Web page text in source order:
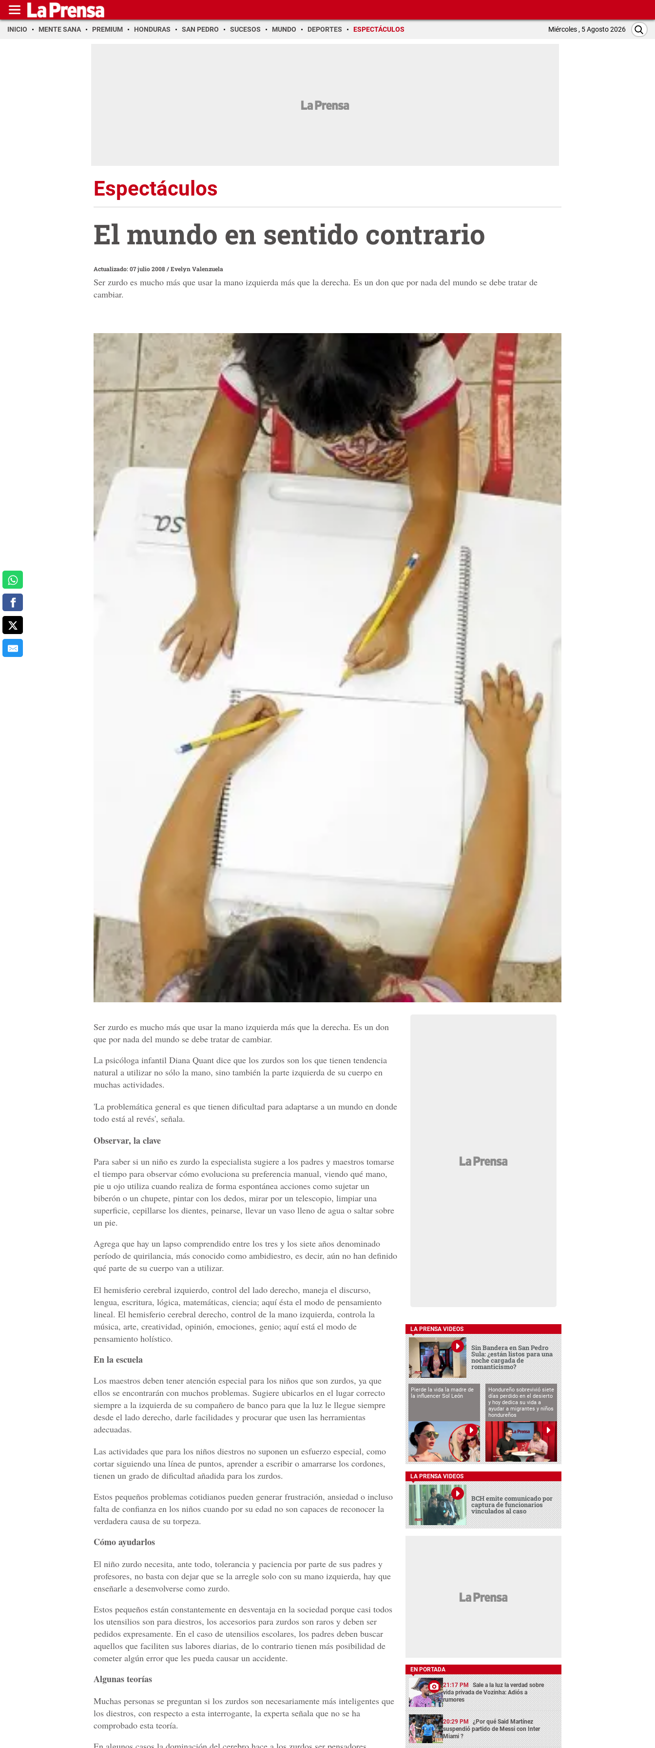
INICIO MENTE SANA PREMIUM HONDURAS SAN PEDRO SUCESOS MUNDO DEPORTES ESPECTÁCULOS Miércoles , 5 Agosto 2026
Espectáculos
El mundo en sentido contrario
Actualizado: 07 julio 2008/Evelyn Valenzuela
Ser zurdo es mucho más que usar la mano izquierda más que la derecha. Es un don que por nada del mundo se debe tratar de
cambiar.
Ser zurdo es mucho más que usar la mano izquierda más que la derecha. Es un don
que por nada del mundo se debe tratar de cambiar.
La psicóloga infantil Diana Quant dice que los zurdos son los que tienen tendencia
natural a utilizar no sólo la mano, sino también la parte izquierda de su cuerpo en
muchas actividades.
'La problemática general es que tienen dificultad para adaptarse a un mundo en donde
todo está al revés', señala.
Observar, la clave
Para saber si un niño es zurdo la especialista sugiere a los padres y maestros tomarse
el tiempo para observar cómo evoluciona su preferencia manual, viendo qué mano,
pie u ojo utiliza cuando realiza de forma espontánea acciones como sujetar un
biberón o un chupete, pintar con los dedos, mirar por un telescopio, limpiar una
superficie, cepillarse los dientes, peinarse, llevar un vaso lleno de agua o saltar sobre
un pie.
Agrega que hay un lapso comprendido entre los tres y los siete años denominado
período de quirilancia, más conocido como ambidiestro, es decir, aún no han definido
qué parte de su cuerpo van a utilizar.
El hemisferio cerebral izquierdo, control del lado derecho, maneja el discurso,
lengua, escritura, lógica, matemáticas, ciencia; aquí ésta el modo de pensamiento
lineal. El hemisferio cerebral derecho, control de la mano izquierda, controla la
música, arte, creatividad, opinión, emociones, genio; aquí está el modo de
pensamiento holístico.
En la escuela
Los maestros deben tener atención especial para los niños que son zurdos, ya que
ellos se encontrarán con muchos problemas. Sugiere ubicarlos en el lugar correcto
siempre a la izquierda de su compañero de banco para que la luz le llegue siempre
desde el lado derecho, darle facilidades y procurar que usen las herramientas
adecuadas.
Las actividades que para los niños diestros no suponen un esfuerzo especial, como
cortar siguiendo una línea de puntos, aprender a escribir o amarrarse los cordones,
tienen un grado de dificultad añadida para los zurdos.
Estos pequeños problemas cotidianos pueden generar frustración, ansiedad o incluso
falta de confianza en los niños cuando por su edad no son capaces de reconocer la
verdadera causa de su torpeza.
Cómo ayudarlos
El niño zurdo necesita, ante todo, tolerancia y paciencia por parte de sus padres y
profesores, no basta con dejar que se la arregle solo con su mano izquierda, hay que
enseñarle a desenvolverse como zurdo.
Estos pequeños están constantemente en desventaja en la sociedad porque casi todos
los utensilios son para diestros, los accesorios para zurdos son raros y deben ser
pedidos expresamente. En el caso de utensilios escolares, los padres deben buscar
aquellos que faciliten sus labores diarias, de lo contrario tienen más posibilidad de
cometer algún error que les pueda causar un accidente.
Algunas teorías
Muchas personas se preguntan si los zurdos son necesariamente más inteligentes que
los diestros, con respecto a esta interrogante, la experta señala que no se ha
comprobado esta teoría.
LA PRENSA VIDEOS
Sin Bandera en San Pedro
Sula: ¿están listos para una
noche cargada de
romanticismo?
Pierde la vida la madre de
la influencer Sol León
Hondureño sobrevivió siete
días perdido en el desierto
y hoy dedica su vida a
ayudar a migrantes y niños
hondureños
LA PRENSA VIDEOS
BCH emite comunicado por
captura de funcionarios
vinculados al caso
EN PORTADA
21:17 PM Sale a la luz la verdad sobre
vida privada de Vozinha: Adiós a
rumores
20:29 PM ¿Por qué Said Martínez
suspendió partido de Messi con Inter
Miami ?